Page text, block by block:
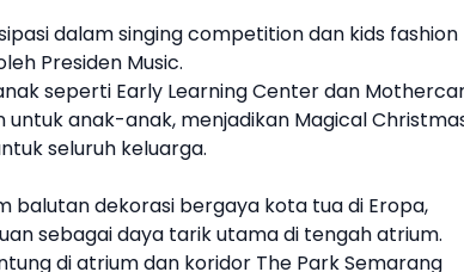
dalam singing competition dan kids fashion
Presiden Music.
seperti Early Learning Center dan
anak-anak, menjadikan Magical
seluruh keluarga.
balutan dekorasi bergaya kota tua di Eropa,
sebagai daya tarik utama di tengah atrium.
di atrium dan koridor The ParkSemarang